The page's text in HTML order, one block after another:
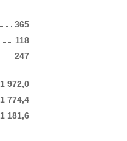
365
247
118
1 972,0
1 774,4
1 181,6